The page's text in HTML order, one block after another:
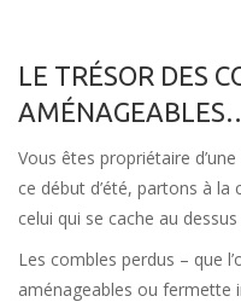
LE TRÉSOR DES
Vous êtes propriétaire
ce début d’été, partons à la
celui qui se cache au
Les combles perdus – que
aménageables ou fermette